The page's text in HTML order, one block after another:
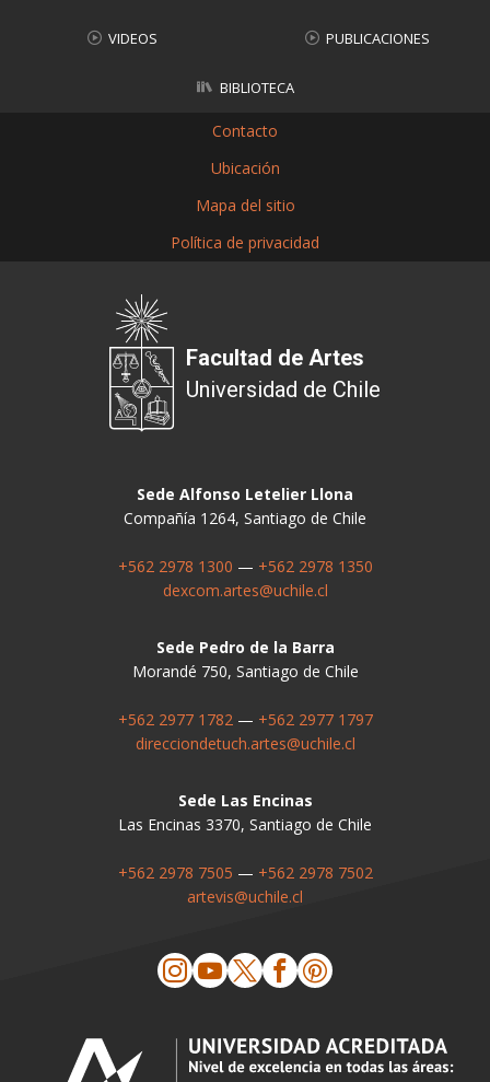
VIDEOS PUBLICACIONES
BIBLIOTECA
Contacto
Ubicación
Mapa del sitio
Política de privacidad
Facultad de Artes
Universidad de Chile
Sede Alfonso Letelier Llona
Compañía 1264, Santiago de Chile
+562 2978 1300 — +562 2978 1350
dexcom.artes@uchile.cl
Sede Pedro de la Barra
Morandé 750, Santiago de Chile
+562 2977 1782— +562 2977 1797
direcciondetuch.artes@uchile.cl
Sede Las Encinas
Las Encinas 3370, Santiago de Chile
+562 2978 7505 — +562 2978 7502
artevis@uchile.cl